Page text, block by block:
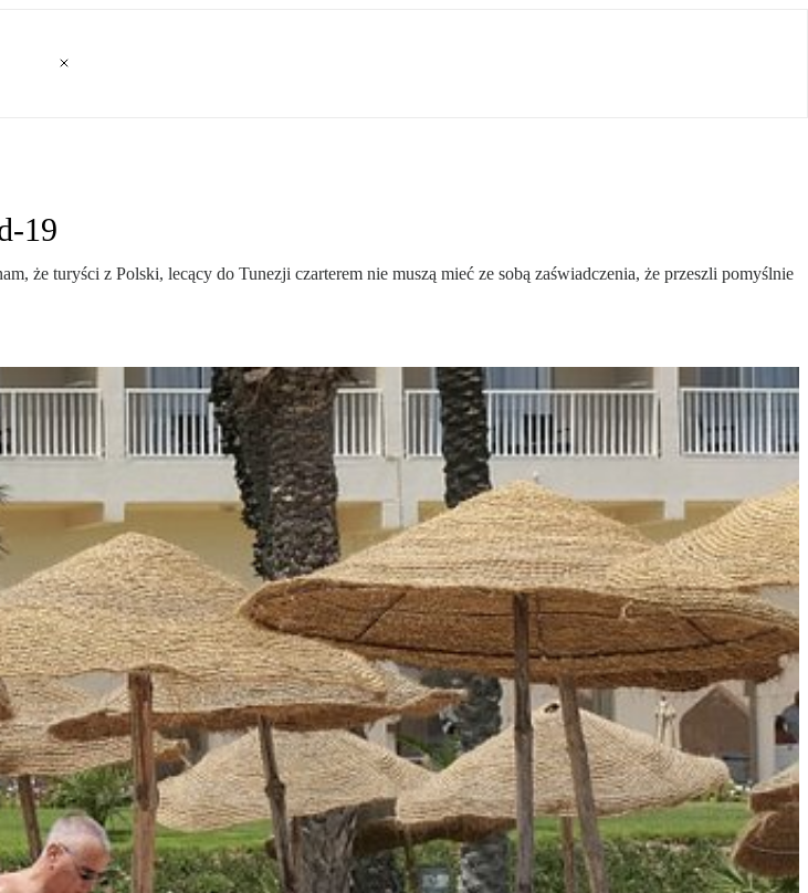
19
że turyści z Polski, lecący do Tunezji czarterem nie muszą mieć ze sobą zaświadczenia, że przeszli pomyślnie